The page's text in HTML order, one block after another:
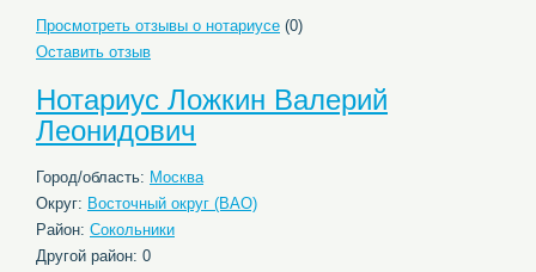
Просмотреть отзывы о нотариусе (0)
Оставить отзыв
Нотариус Ложкин Валерий
Леонидович
Город/область: Москва
Округ: Восточный округ (ВАО)
Район: Сокольники
Другой район: 0